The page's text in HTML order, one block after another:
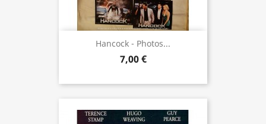
Hancock - Photos...
7,00 €